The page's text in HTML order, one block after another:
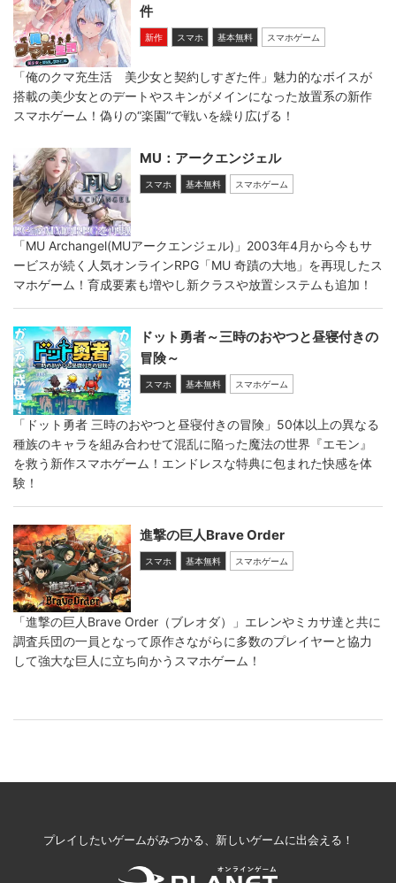
件
新作 スマホ 基本無料 スマホゲーム
「俺のクマ充生活 美少女と契約しすぎた件」魅力的なボイスが
搭載の美少女とのデートやスキンがメインになった放置系の新作
スマホゲーム！偽りの“楽園”で戦いを繰り広げる！
MU：アークエンジェル
スマホ 基本無料 スマホゲーム
「MU Archangel(MUアークエンジェル)」2003年4月から今もサ
ービスが続く人気オンラインRPG「MU 奇蹟の大地」を再現したス
マホゲーム！育成要素も増やし新クラスや放置システムも追加！
ドット勇者～三時のおやつと昼寝付きの
冒険～
スマホ 基本無料 スマホゲーム
「ドット勇者 三時のおやつと昼寝付きの冒険」50体以上の異なる
種族のキャラを組み合わせて混乱に陥った魔法の世界『エモン』
を救う新作スマホゲーム！エンドレスな特典に包まれた快感を体
験！
進撃の巨人Brave Order
スマホ 基本無料 スマホゲーム
「進撃の巨人Brave Order（ブレオダ）」エレンやミカサ達と共に
調査兵団の一員となって原作さながらに多数のプレイヤーと協力
して強大な巨人に立ち向かうスマホゲーム！
プレイしたいゲームがみつかる、新しいゲームに出会える！